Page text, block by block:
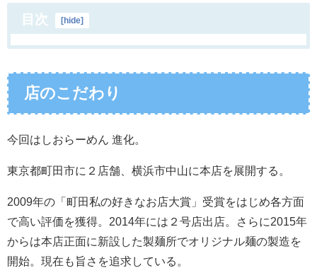
目次 [hide]
店のこだわり
今回はしおらーめん 進化。
東京都町田市に２店舗、横浜市中山に本店を展開する。
2009年の「町田私の好きなお店大賞」受賞をはじめ各方面
で高い評価を獲得。2014年には２号店出店。さらに2015年
からは本店正面に新設した製麺所でオリジナル麺の製造を
開始。現在も旨さを追求している。